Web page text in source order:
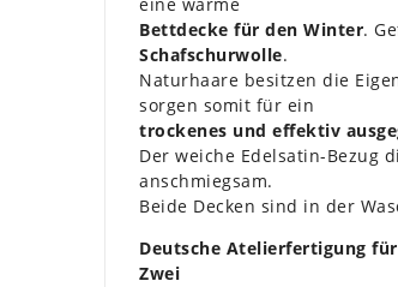
Bettdecke für den Winter.
Schafschurwolle.
Naturhaare besitzen die
sorgen somit für ein
trockenes und effektiv
Der weiche Edelsatin-Bezug
anschmiegsam.
Beide Decken sind in der
Deutsche Atelierfertigung
Zwei